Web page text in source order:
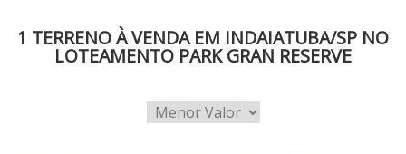
1 TERRENO À VENDA EM INDAIATUBA/SP NO
LOTEAMENTO PARK GRAN RESERVE